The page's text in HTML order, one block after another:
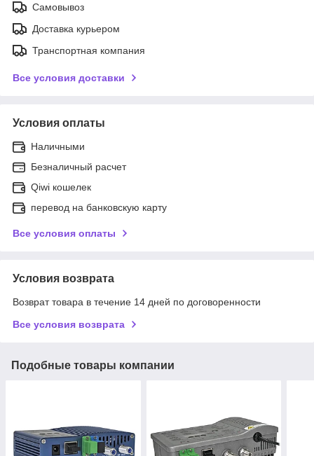
Самовывоз
Доставка курьером
Транспортная компания
Все условия доставки
Условия оплаты
Наличными
Безналичный расчет
Qiwi кошелек
перевод на банковскую карту
Все условия оплаты
Условия возврата
Возврат товара в течение 14 дней по договоренности
Все условия возврата
Подобные товары компании